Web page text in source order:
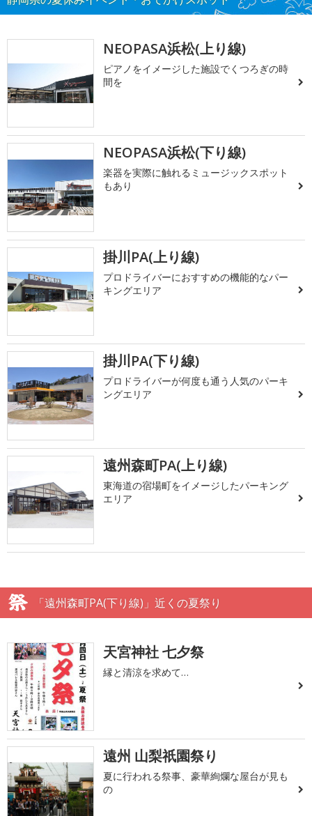
NEOPASA浜松(上り線)
ピアノをイメージした施設でくつろぎの時
間を
NEOPASA浜松(下り線)
楽器を実際に触れるミュージックスポット
もあり
掛川PA(上り線)
プロドライバーにおすすめの機能的なパー
キングエリア
掛川PA(下り線)
プロドライバーが何度も通う人気のパーキ
ングエリア
遠州森町PA(上り線)
東海道の宿場町をイメージしたパーキング
エリア
「遠州森町PA(下り線)」近くの夏祭り
天宮神社 七夕祭
縁と清涼を求めて…
遠州 山梨祇園祭り
夏に行われる祭事、豪華絢爛な屋台が見も
の